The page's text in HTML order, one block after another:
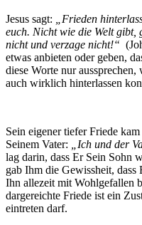
Jesus sagt:
„Frieden
euch. Nicht wie die Welt gibt,
nicht und verzage nicht!“
etwas anbieten oder geben,
diese Worte nur
auch wirklich hinterlassen
Sein eigener tiefer Friede
Seinem Vater:
„Ich und der
lag darin, dass Er Sein Sohn
gab Ihm die Gewissheit,
Ihn allezeit mit Wohlgefallen
dargereichte Friede ist ein
eintreten darf.